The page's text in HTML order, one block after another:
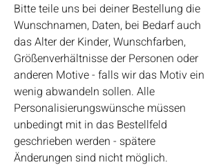
Bitte teile uns bei deiner Bestellung die
Wunschnamen, Daten, bei Bedarf auch
das Alter der Kinder, Wunschfarben,
Größenverhältnisse der Personen oder
anderen Motive - falls wir das Motiv ein
wenig abwandeln sollen. Alle
Personalisierungswünsche müssen
unbedingt mit in das Bestellfeld
geschrieben werden - spätere
Änderungen sind nicht möglich.